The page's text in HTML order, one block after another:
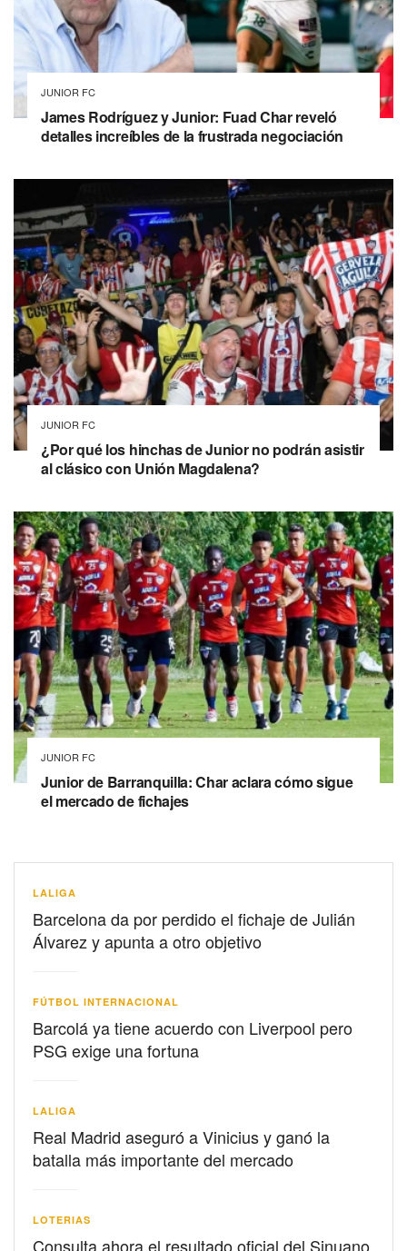
JUNIOR FC
James Rodríguez y Junior: Fuad Char reveló
detalles increíbles de la frustrada negociación
JUNIOR FC
¿Por qué los hinchas de Junior no podrán asistir
al clásico con Unión Magdalena?
JUNIOR FC
Junior de Barranquilla: Char aclara cómo sigue
el mercado de fichajes
LALIGA
Barcelona da por perdido el fichaje de Julián
Álvarez y apunta a otro objetivo
FÚTBOL INTERNACIONAL
Barcolá ya tiene acuerdo con Liverpool pero
PSG exige una fortuna
LALIGA
Real Madrid aseguró a Vinicius y ganó la
batalla más importante del mercado
LOTERIAS
Consulta ahora el resultado oficial del Sinuano